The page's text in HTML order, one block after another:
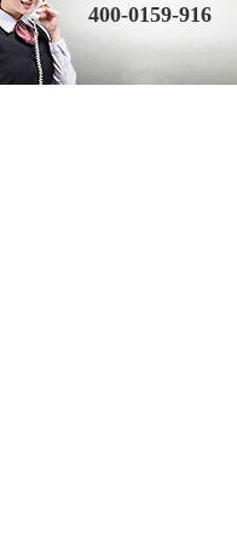
400-0159-916